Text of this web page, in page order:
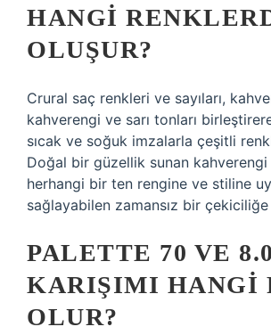
HANGI
OLUŞUR?
Crural saç renkleri ve sayıları,
kahverengi ve sarı tonları
sıcak ve soğuk imzalarla çeşitli
Doğal bir güzellik sunan kahverengi
herhangi bir ten rengine ve stiline
sağlayabilen zamansız bir
PALETTE 70 VE 8.0
KARIŞIMI HANGI
OLUR?